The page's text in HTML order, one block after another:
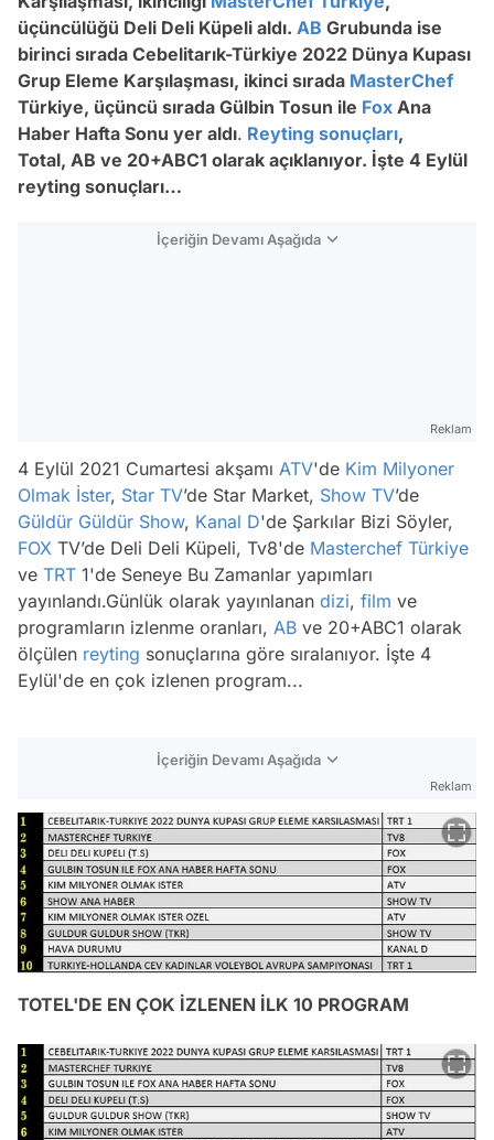
üçüncülüğü Deli Deli Küpeli aldı. AB Grubunda ise
birinci sırada Cebelitarık-Türkiye 2022 Dünya Kupası
Grup Eleme Karşılaşması, ikinci sırada MasterChef
Türkiye, üçüncü sırada Gülbin Tosun ile Fox Ana
Haber Hafta Sonu yer aldı. Reyting sonuçları,
Total, AB ve 20+ABC1 olarak açıklanıyor. İşte 4 Eylül
reyting sonuçları…
İçeriğin Devamı Aşağıda
Reklam
4 Eylül 2021 Cumartesi akşamı ATV'de Kim Milyoner
Olmak İster, Star TV’de Star Market, Show TV’de
Güldür Güldür Show, Kanal D'de Şarkılar Bizi Söyler,
FOX TV’de Deli Deli Küpeli, Tv8'de Masterchef Türkiye
ve TRT 1'de Seneye Bu Zamanlar yapımları
yayınlandı.Günlük olarak yayınlanan dizi, film ve
programların izlenme oranları, AB ve 20+ABC1 olarak
ölçülen reyting sonuçlarına göre sıralanıyor. İşte 4
Eylül'de en çok izlenen program...
İçeriğin Devamı Aşağıda
Reklam
TOTEL'DE EN ÇOK İZLENEN İLK 10 PROGRAM